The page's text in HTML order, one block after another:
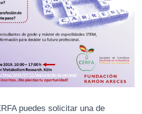
puedes solicitar una de